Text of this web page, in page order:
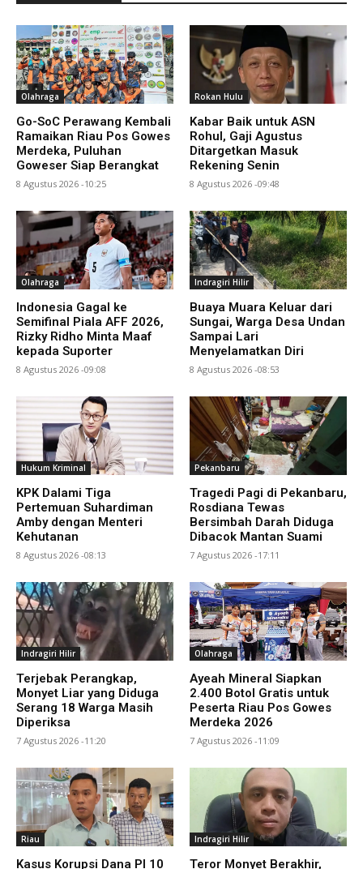
Olahraga
Go-SoC Perawang Kembali
Ramaikan Riau Pos Gowes
Merdeka, Puluhan
Goweser Siap Berangkat
8 Agustus 2026 -10:25
Rokan Hulu
Kabar Baik untuk ASN
Rohul, Gaji Agustus
Ditargetkan Masuk
Rekening Senin
8 Agustus 2026 -09:48
Olahraga
Indonesia Gagal ke
Semifinal Piala AFF 2026,
Rizky Ridho Minta Maaf
kepada Suporter
8 Agustus 2026 -09:08
Indragiri Hilir
Buaya Muara Keluar dari
Sungai, Warga Desa Undan
Sampai Lari
Menyelamatkan Diri
8 Agustus 2026 -08:53
Hukum Kriminal
KPK Dalami Tiga
Pertemuan Suhardiman
Amby dengan Menteri
Kehutanan
8 Agustus 2026 -08:13
Pekanbaru
Tragedi Pagi di Pekanbaru,
Rosdiana Tewas
Bersimbah Darah Diduga
Dibacok Mantan Suami
7 Agustus 2026 -17:11
Indragiri Hilir
Terjebak Perangkap,
Monyet Liar yang Diduga
Serang 18 Warga Masih
Diperiksa
7 Agustus 2026 -11:20
Olahraga
Ayeah Mineral Siapkan
2.400 Botol Gratis untuk
Peserta Riau Pos Gowes
Merdeka 2026
7 Agustus 2026 -11:09
Riau
Kasus Korupsi Dana PI 10
Indragiri Hilir
Teror Monyet Berakhir,